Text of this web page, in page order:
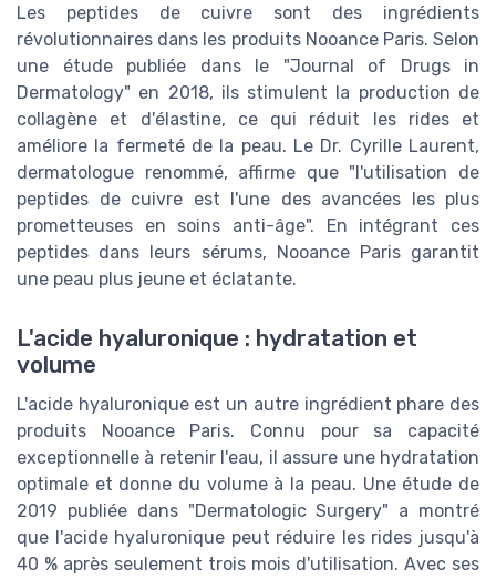
Les peptides de cuivre sont des ingrédients
révolutionnaires dans les produits Nooance Paris. Selon
une étude publiée dans le "Journal of Drugs in
Dermatology" en 2018, ils stimulent la production de
collagène et d'élastine, ce qui réduit les rides et
améliore la fermeté de la peau. Le Dr. Cyrille Laurent,
dermatologue renommé, affirme que "l'utilisation de
peptides de cuivre est l'une des avancées les plus
prometteuses en soins anti-âge". En intégrant ces
peptides dans leurs sérums, Nooance Paris garantit
une peau plus jeune et éclatante.
L'acide hyaluronique : hydratation et
volume
L'acide hyaluronique est un autre ingrédient phare des
produits Nooance Paris. Connu pour sa capacité
exceptionnelle à retenir l'eau, il assure une hydratation
optimale et donne du volume à la peau. Une étude de
2019 publiée dans "Dermatologic Surgery" a montré
que l'acide hyaluronique peut réduire les rides jusqu'à
40 % après seulement trois mois d'utilisation. Avec ses